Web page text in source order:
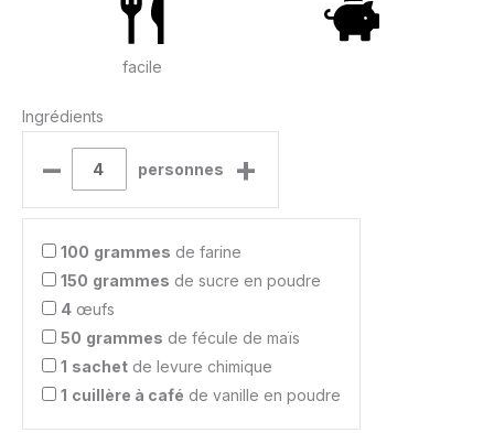
facile
Ingrédients
– personnes +
100 grammes de farine
150 grammes de sucre en poudre
4 œufs
50 grammes de fécule de maïs
1 sachet de levure chimique
1 cuillère à café de vanille en poudre